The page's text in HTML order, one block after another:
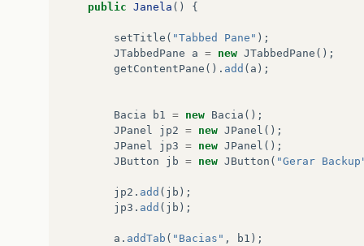
public Janela () {
setTitle ( "Tabbed Pane" );
JTabbedPane
a = new JTabbedPane ();
getContentPane (). add ( a );
Bacia b1 = new Bacia ();
JPanel
jp2 = new JPanel ();
JPanel
jp3 = new JPanel ();
JButton
jb = new JButton ( "Gerar
jp2 . add ( jb );
jp3 . add ( jb );
a . addTab ( "Bacias" , b1 );